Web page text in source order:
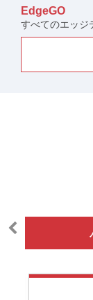
EdgeGO
すべてのエッジ